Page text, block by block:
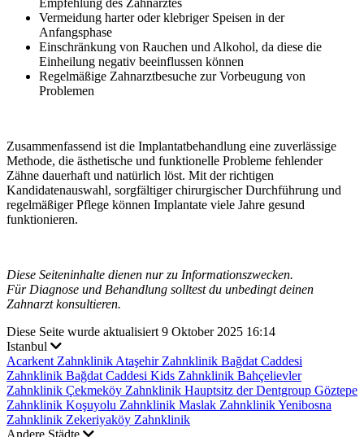
Empfehlung des Zahnarztes
Vermeidung harter oder klebriger Speisen in der
Anfangsphase
Einschränkung von Rauchen und Alkohol, da diese die
Einheilung negativ beeinflussen können
Regelmäßige Zahnarztbesuche zur Vorbeugung von
Problemen
Zusammenfassend ist die Implantatbehandlung eine zuverlässige
Methode, die ästhetische und funktionelle Probleme fehlender
Zähne dauerhaft und natürlich löst. Mit der richtigen
Kandidatenauswahl, sorgfältiger chirurgischer Durchführung und
regelmäßiger Pflege können Implantate viele Jahre gesund
funktionieren.
Diese Seiteninhalte dienen nur zu Informationszwecken.
Für Diagnose und Behandlung solltest du unbedingt deinen
Zahnarzt konsultieren.
Diese Seite wurde aktualisiert 9 Oktober 2025 16:14
Istanbul
Acarkent Zahnklinik Ataşehir Zahnklinik Bağdat Caddesi
Zahnklinik Bağdat Caddesi Kids Zahnklinik Bahçelievler
Zahnklinik Çekmeköy Zahnklinik Hauptsitz der Dentgroup Göztepe
Zahnklinik Koşuyolu Zahnklinik Maslak ZahnklinikYenibosna
Zahnklinik Zekeriyaköy Zahnklinik
Andere Städte